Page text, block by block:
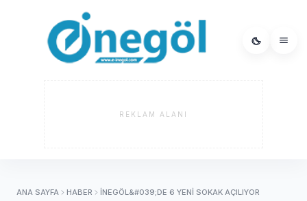
REKLAM ALANI
ANA SAYFA HABER İNEGÖL&#039;DE 6 YENI SOKAK AÇILIYOR